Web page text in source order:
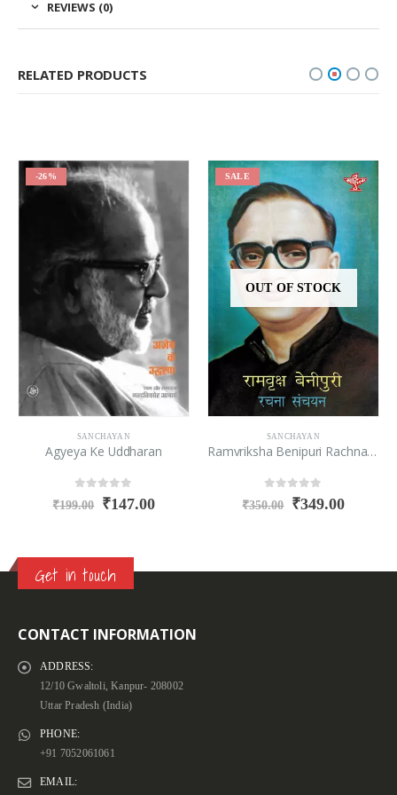
REVIEWS (0)
RELATED PRODUCTS
-26%
SANCHAYAN
Agyeya Ke Uddharan
out of 5
₹199.00 ₹147.00
SALE
OUT OF STOCK
SANCHAYAN
Ramvriksha Benipuri Rachna Sanchayan
out of 5
₹350.00 ₹349.00
Get in touch
CONTACT INFORMATION
ADDRESS:
12/10 Gwaltoli, Kanpur- 208002
Uttar Pradesh (India)
PHONE:
+91 7052061061
EMAIL: